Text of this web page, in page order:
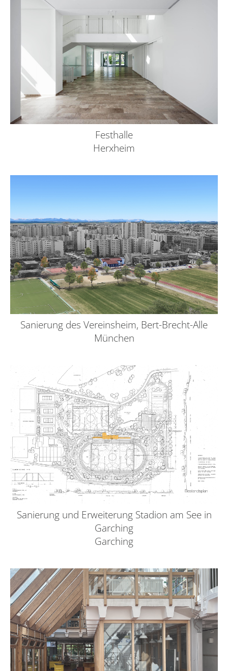
Festhalle
Herxheim
Sanierung des Vereinsheim, Bert-Brecht-Alle
München
Sanierung und Erweiterung Stadion am See in
Garching
Garching